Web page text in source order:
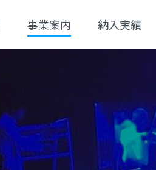
事業案内 納入実績